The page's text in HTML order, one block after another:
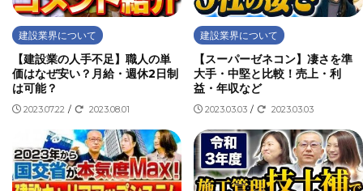
建設業界について
【建設業の人手不足】職人の単
価はなぜ安い？月給・週休2日制
は可能？
2023.07.22 / 2023.08.01
建設業界について
【スーパーゼネコン】凄さを準
大手・中堅と比較！売上・利
益・年収など
2023.03.03 / 2023.03.03